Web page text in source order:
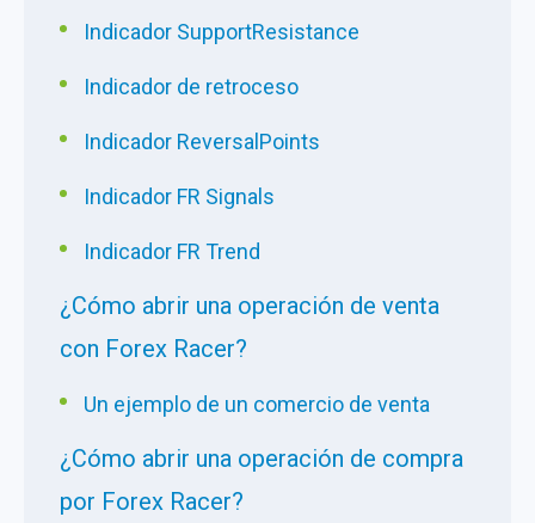
Indicador SupportResistance
Indicador de retroceso
Indicador ReversalPoints
Indicador FR Signals
Indicador FR Trend
¿Cómo abrir una operación de venta
con Forex Racer?
Un ejemplo de un comercio de venta
¿Cómo abrir una operación de compra
por Forex Racer?